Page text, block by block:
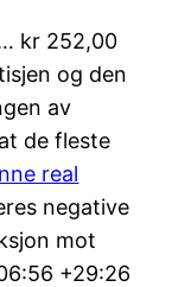
kr 252,00
og den
av
de fleste
real
negative
mot
+29:26